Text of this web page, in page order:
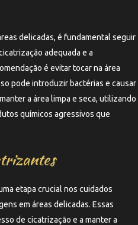
delicadas, é fundamental seguir
adequada e a
é evitar tocar na área
pode introduzir bactérias e causar
a área limpa e seca, utilizando
químicos agressivos que
etapa crucial nos cuidados
em áreas delicadas. Essas
de cicatrização e a manter a